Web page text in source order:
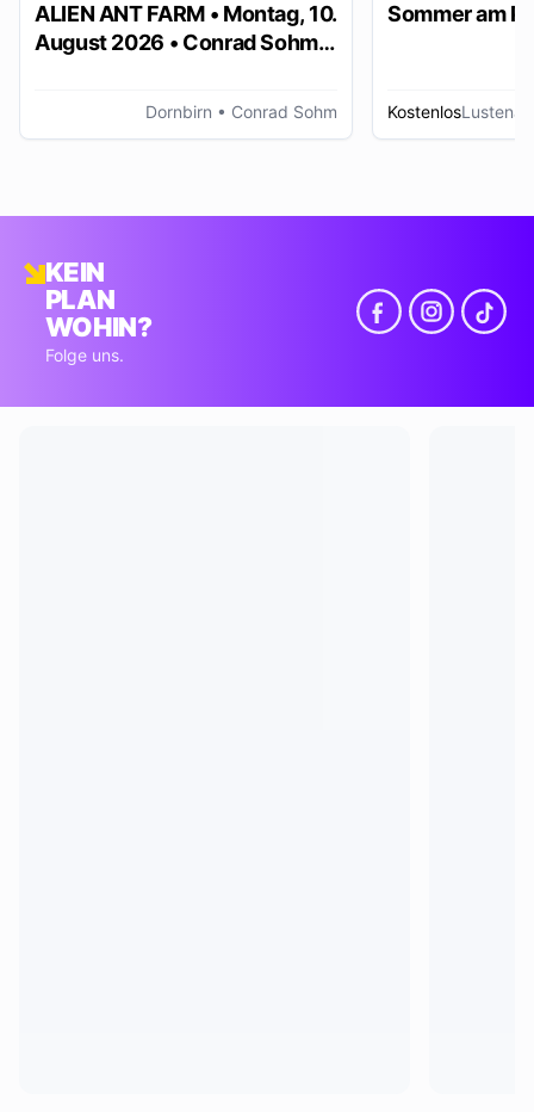
ALIEN ANT FARM • Montag, 10.
August 2026 • Conrad Sohm
Dornbirn • Conrad Sohm
Sommer am
KostenlosLustenau
KEIN
PLAN
WOHIN?
Folge uns.